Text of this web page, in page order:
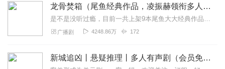
橙子Ma_b5
都说结尾不好，确实，因为男主死了。让人唏嘘不已。不
过，不影响这本书的质量啊。作者是很有水平的，主播也很
的，因为节奏挺快，漏掉一点可能就蛮重要的。哎，悲剧的
龙骨焚箱（尾鱼经典作品，凌振赫领衔多人有声剧）
是不是没听过瘾，目前一共上架9本尾鱼大大经典作品有声书啦~~听单合集已经准备好，赶紧收听：尾鱼有声书作品合集感受更多尾鱼作品的魅力！内容简介神话、传说、身世、解...
广播剧 4248.86万 172
新城追凶丨悬疑推理丨多人有声剧（会员免费）